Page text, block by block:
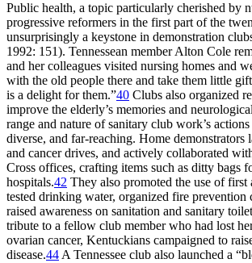
Public health, a topic particularly cherished by
progressive reformers in the first part of the
unsurprisingly a keystone in demonstration
1992: 151). Tennessean member Alton Cole
and her colleagues visited nursing homes and
with the old people there and take them little
is a delight for them.”40 Clubs also organized
improve the elderly’s memories and
range and nature of sanitary club work’s
diverse, and far-reaching. Home demonstrators
and cancer drives, and actively collaborated
Cross offices, crafting items such as ditty bags
hospitals.42 They also promoted the use of first
tested drinking water, organized fire prevention
raised awareness on sanitation and sanitary
tribute to a fellow club member who had lost
ovarian cancer, Kentuckians campaigned to
disease.44 A Tennessee club also launched a